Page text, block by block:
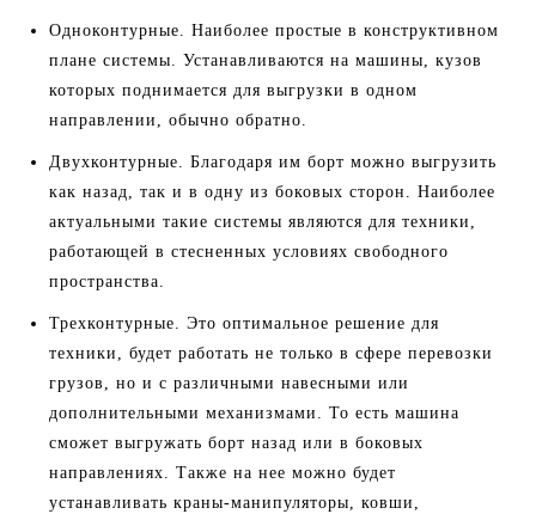
Одноконтурные. Наиболее простые в конструктивном
плане системы. Устанавливаются на машины, кузов
которых поднимается для выгрузки в одном
направлении, обычно обратно.
Двухконтурные. Благодаря им борт можно выгрузить
как назад, так и в одну из боковых сторон. Наиболее
актуальными такие системы являются для техники,
работающей в стесненных условиях свободного
пространства.
Трехконтурные. Это оптимальное решение для
техники, будет работать не только в сфере перевозки
грузов, но и с различными навесными или
дополнительными механизмами. То есть машина
сможет выгружать борт назад или в боковых
направлениях. Также на нее можно будет
устанавливать краны-манипуляторы, ковши,